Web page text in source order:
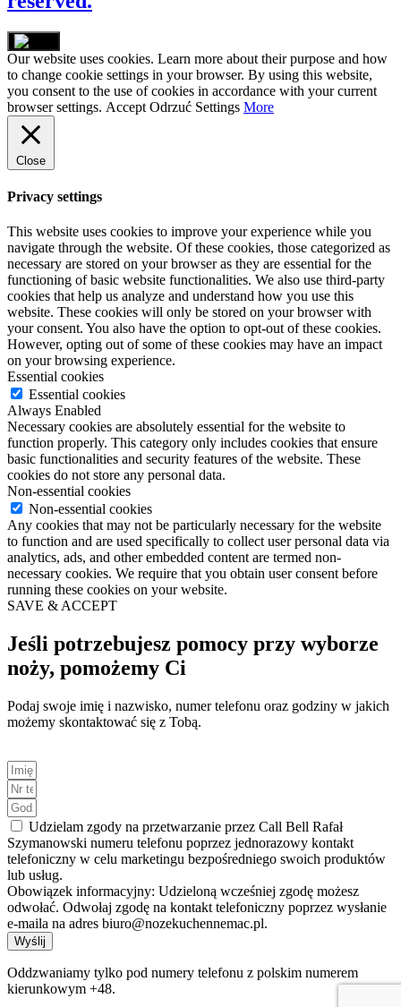
Our website uses cookies. Learn more about their purpose and how
to change cookie settings in your browser. By using this website,
you consent to the use of cookies in accordance with your current
browser settings. Accept Odrzuć Settings More
Close
Privacy settings
This website uses cookies to improve your experience while you
navigate through the website. Of these cookies, those categorized as
necessary are stored on your browser as they are essential for the
functioning of basic website functionalities. We also use third-party
cookies that help us analyze and understand how you use this
website. These cookies will only be stored on your browser with
your consent. You also have the option to opt-out of these cookies.
However, opting out of some of these cookies may have an impact
on your browsing experience.
Essential cookies
Essential cookies
Always Enabled
Necessary cookies are absolutely essential for the website to
function properly. This category only includes cookies that ensure
basic functionalities and security features of the website. These
cookies do not store any personal data.
Non-essential cookies
Non-essential cookies
Any cookies that may not be particularly necessary for the website
to function and are used specifically to collect user personal data via
analytics, ads, and other embedded content are termed non-
necessary cookies. We require that you obtain user consent before
running these cookies on your website.
SAVE & ACCEPT
Jeśli potrzebujesz pomocy przy wyborze
noży, pomożemy Ci
Podaj swoje imię i nazwisko, numer telefonu oraz godziny w jakich
możemy skontaktować się z Tobą.
Udzielam zgody na przetwarzanie przez Call Bell Rafał
Szymanowski numeru telefonu poprzez jednorazowy kontakt
telefoniczny w celu marketingu bezpośredniego swoich produktów
lub usług.
Obowiązek informacyjny: Udzieloną wcześniej zgodę możesz
odwołać. Odwołaj zgodę na kontakt telefoniczny poprzez wysłanie
e-maila na adres biuro@nozekuchennemac.pl.
Wyślij
Oddzwaniamy tylko pod numery telefonu z polskim numerem
kierunkowym +48.